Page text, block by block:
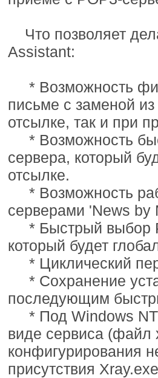
Что позволяет
Assistant:
* Возможность
письме с заменой
отсылке, так и при
* Возможность
сервера, который
отсылке.
* Возможность
серверами 'News by
* Быстрый выбор
который будет
* Циклический
* Сохранение
последующим
* Под Windows NT
виде сервиса (файл
конфигурирования
присутствия